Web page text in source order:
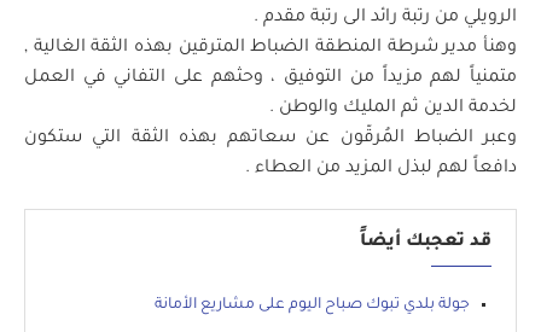
الرويلي من رتبة رائد الى رتبة مقدم .
وهنأ مدير شرطة المنطقة الضباط المترقين بهذه الثقة الغالية ,
متمنياً لهم مزيداً من التوفيق ، وحثهم على التفاني في العمل
لخدمة الدين ثم المليك والوطن .
وعبر الضباط المُرقّون عن سعاتهم بهذه الثقة التي ستكون
دافعاً لهم لبذل المزيد من العطاء .
قد تعجبك أيضاً
جولة بلدي تبوك صباح اليوم على مشاريع الأمانة